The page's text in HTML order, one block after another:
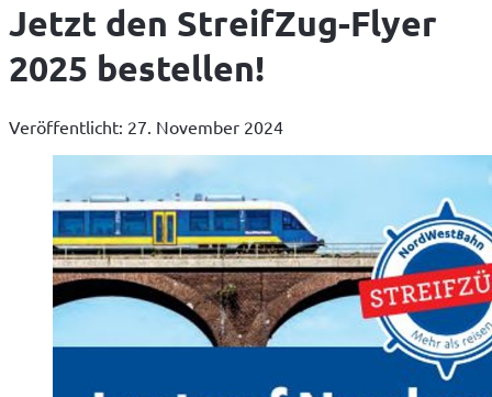
Jetzt den StreifZug-Flyer
2025 bestellen!
Veröffentlicht: 27. November 2024